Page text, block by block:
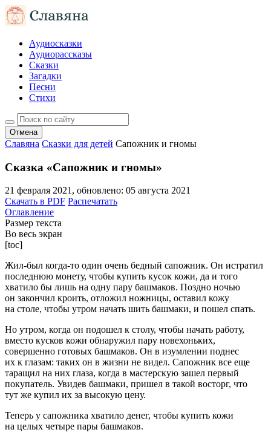
Аудиосказки
Аудиорассказы
Сказки
Загадки
Песни
Стихи
Отмена
Славяна Сказки для детей Сапожник и гномы
Сказка «Сапожник и гномы»
21 февраля 2021, обновлено: 05 августа 2021
Скачать в PDF Распечатать
Оглавление
Размер текста
Во весь экран
[toc]
Жил-был когда-то один очень бедный сапожник. Он истратил
последнюю монету, чтобы купить кусок кожи, да и того
хватило бы лишь на одну пару башмаков. Поздно ночью
он закончил кроить, отложил ножницы, оставил кожу
на столе, чтобы утром начать шить башмаки, и пошел спать.
Но утром, когда он подошел к столу, чтобы начать работу,
вместо кусков кожи обнаружил пару новехоньких,
совершенно готовых башмаков. Он в изумлении поднес
их к глазам: таких он в жизни не видел. Сапожник все еще
таращил на них глаза, когда в мастерскую зашел первый
покупатель. Увидев башмаки, пришел в такой восторг, что
тут же купил их за высокую цену.
Теперь у сапожника хватило денег, чтобы купить кожи
на целых четыре пары башмаков.